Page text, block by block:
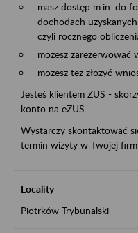
masz dostęp m.in. do
dochodach
czyli rocznego
możesz zarezerwować
możesz też złożyć
Jesteś klientem ZUS -
konto na eZUS.
Wystarczy skontaktować
termin wizyty w Twojej
Locality
Piotrków Trybunalski